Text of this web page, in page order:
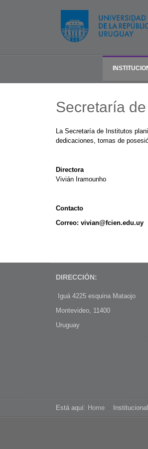
Secretaría
La Secretaría de Institutos
dedicaciones, tomas de
Directora
Vivián Iramounho
Contacto
Correo: vivian@fcien.edu.uy
DIRECCIÓN:
Iguá 4225 esquina Mataojo
Montevideo, 11400
Uruguay
Está aquí: Home Institucional